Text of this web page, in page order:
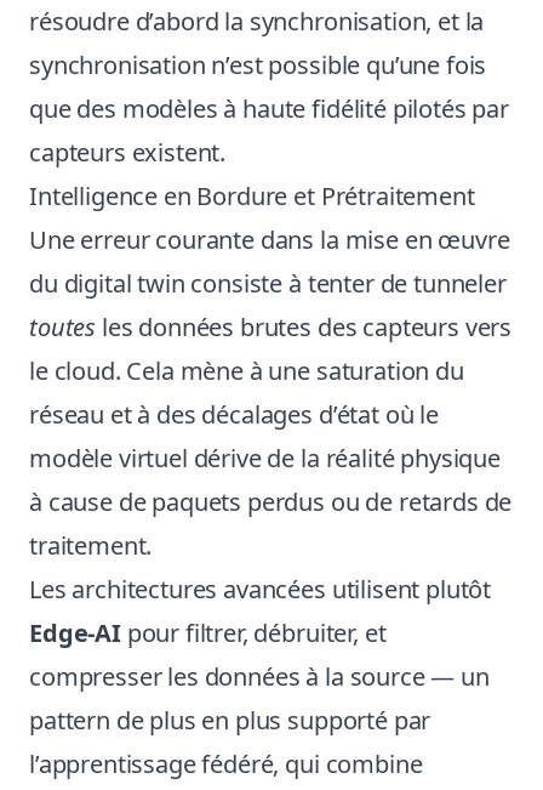
résoudre d’abord la synchronisation, et la
synchronisation n’est possible qu’une fois
que des modèles à haute fidélité pilotés par
capteurs existent.
Intelligence en Bordure et Prétraitement
Une erreur courante dans la mise en œuvre
du digital twin consiste à tenter de tunneler
toutes les données brutes des capteurs vers
le cloud. Cela mène à une saturation du
réseau et à des décalages d’état où le
modèle virtuel dérive de la réalité physique
à cause de paquets perdus ou de retards de
traitement.
Les architectures avancées utilisent plutôt
Edge-AIpour filtrer, débruiter, et
compresser les données à la source — un
pattern de plus en plus supporté par
l’apprentissage fédéré, qui combine